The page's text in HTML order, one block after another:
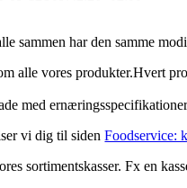
sammen har den samme
alle vores produkter.Hvert
med
vi dig til sidenFoodservice:
sortimentskasser. Fx en